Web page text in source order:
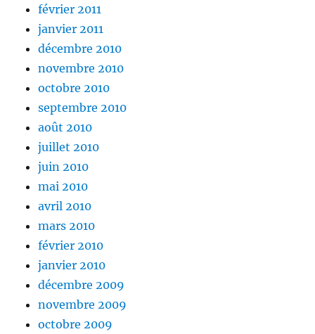
février 2011
janvier 2011
décembre 2010
novembre 2010
octobre 2010
septembre 2010
août 2010
juillet 2010
juin 2010
mai 2010
avril 2010
mars 2010
février 2010
janvier 2010
décembre 2009
novembre 2009
octobre 2009